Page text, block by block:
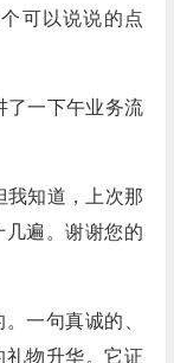
可以说说的点
了一下午业务流
我知道，上次那
遍。谢谢您的
一句真诚的、
物升华。它证